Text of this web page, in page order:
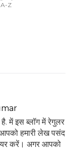
A-Z
है. में इस ब्लॉग में रेगुलर
हमारी लेख पसंद
करें। अगर आपको